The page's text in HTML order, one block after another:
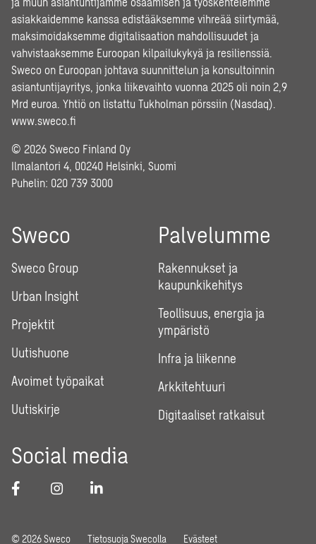
asiakkaidemme kanssa edistääksemme vihreää siirtymää,
maksimoidaksemme digitalisaation mahdollisuudet ja
vahvistaaksemme Euroopan kilpailukykyä ja resilienssiä.
Sweco on Euroopan johtava suunnittelun ja konsultoinnin
asiantuntijayritys, jonka liikevaihto vuonna 2025 oli noin 2,9
Mrd euroa. Yhtiö on listattu Tukholman pörssiin (Nasdaq).
www.sweco.fi
© 2026 Sweco Finland Oy
Ilmalantori 4, 00240 Helsinki, Suomi
Puhelin: 020 739 3000
Sweco
Sweco Group
Urban Insight
Projektit
Uutishuone
Avoimet työpaikat
Uutiskirje
Palvelumme
Rakennukset ja
kaupunkikehitys
Teollisuus, energia ja
ympäristö
Infra ja liikenne
Arkkitehtuuri
Digitaaliset ratkaisut
Social media
© 2026 Sweco Tietosuoja Swecolla Evästeet